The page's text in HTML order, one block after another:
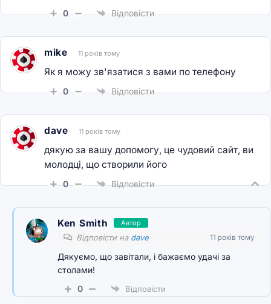
0 Відповісти
mike 11 років тому
Як я можу зв'язатися з вами по телефону
0 Відповісти
dave 11 років тому
дякую за вашу допомогу, це чудовий сайт, ви
молодці, що створили його
0 Відповісти
Ken Smith Автор
Відповісти на dave 11 років тому
Дякуємо, що завітали, і бажаємо удачі за
столами!
0
Відповісти